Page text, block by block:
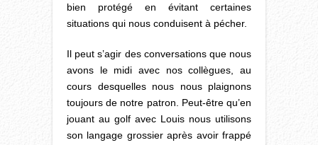
bien protégé en évitant certaines
situations qui nous conduisent à pécher.
Il peut s’agir des conversations que nous
avons le midi avec nos collègues, au
cours desquelles nous nous plaignons
toujours de notre patron. Peut-être qu’en
jouant au golf avec Louis nous utilisons
son langage grossier après avoir frappé